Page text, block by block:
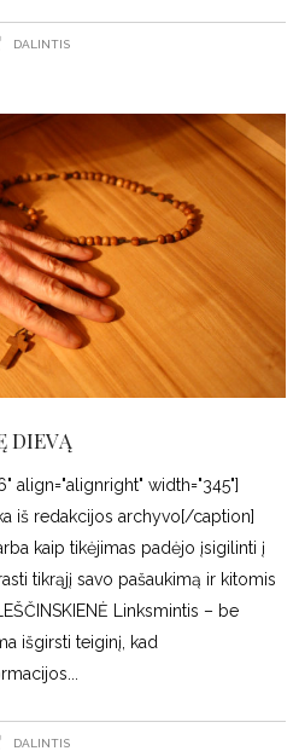
DALINTIS
DIEVĄ
align="alignright" width="345"]
iš redakcijos archyvo[/caption]
kaip tikėjimas padėjo įsigilinti į
tikrąjį savo pašaukimą ir kitomis
Linksmintis – be
išgirsti teiginį, kad
DALINTIS